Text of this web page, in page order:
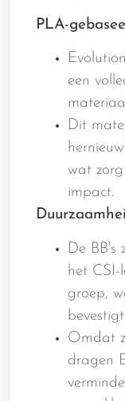
PLA-
een
Dit
wat
impact.
De BB's
het
groep,
Omdat
dragen